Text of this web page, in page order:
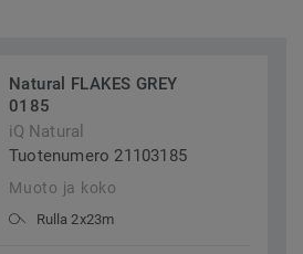
Natural FLAKES GREY
0185
iQ Natural
Tuotenumero 21103185
Muoto ja koko
Rulla 2x23m